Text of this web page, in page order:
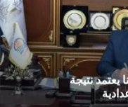
قنا يعتمد نتيجة